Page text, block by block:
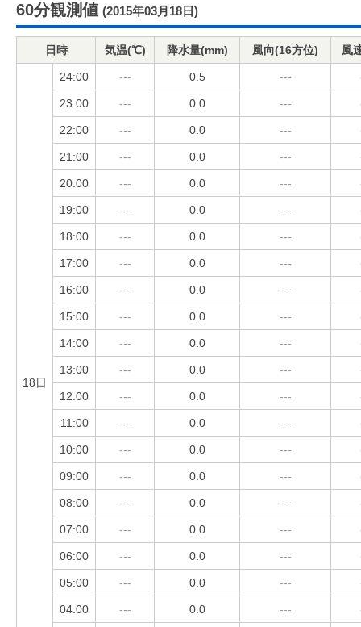
60分観測値 (2015年03月18日)
日時 気温(℃) 降水量(mm) 風向(16方位) 風
18日
24:00 --- 0.5 ---
23:00 --- 0.0 ---
22:00 --- 0.0 ---
21:00 --- 0.0 ---
20:00 --- 0.0 ---
19:00 --- 0.0 ---
18:00 --- 0.0 ---
17:00 --- 0.0 ---
16:00 --- 0.0 ---
15:00 --- 0.0 ---
14:00 --- 0.0 ---
13:00 --- 0.0 ---
12:00 --- 0.0 ---
11:00 --- 0.0 ---
10:00 --- 0.0 ---
09:00 --- 0.0 ---
08:00 --- 0.0 ---
07:00 --- 0.0 ---
06:00 --- 0.0 ---
05:00 --- 0.0 ---
04:00 --- 0.0 ---